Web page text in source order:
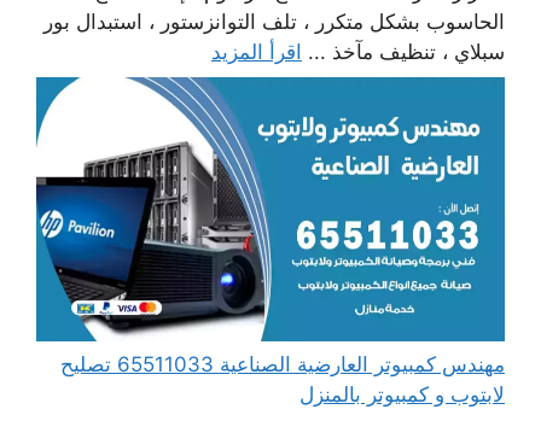
الحاسوب بشكل متكرر ، تلف التوانزستور ، استبدال بور
سبلاي ، تنظيف مآخذ ... اقرأ المزيد
مهندس كمبيوتر العارضية الصناعية 65511033 تصليح
لابتوب و كمبيوتر بالمنزل